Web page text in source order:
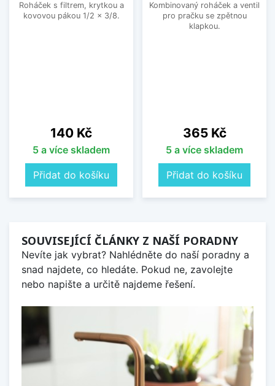
Roháček s filtrem, krytkou a
kovovou pákou 1/2 x 3/8.
Cena
140 Kč
5 a více skladem
Přidat do košíku
Kombinovaný roháček a ventil
pro pračku se zpětnou
klapkou.
Cena
365 Kč
5 a více skladem
Přidat do košíku
SOUVISEJÍCÍ ČLÁNKY Z NAŠÍ PORADNY
Nevíte jak vybrat? Nahlédněte do naší poradny a
snad najdete, co hledáte. Pokud ne, zavolejte
nebo napište a určitě najdeme řešení.